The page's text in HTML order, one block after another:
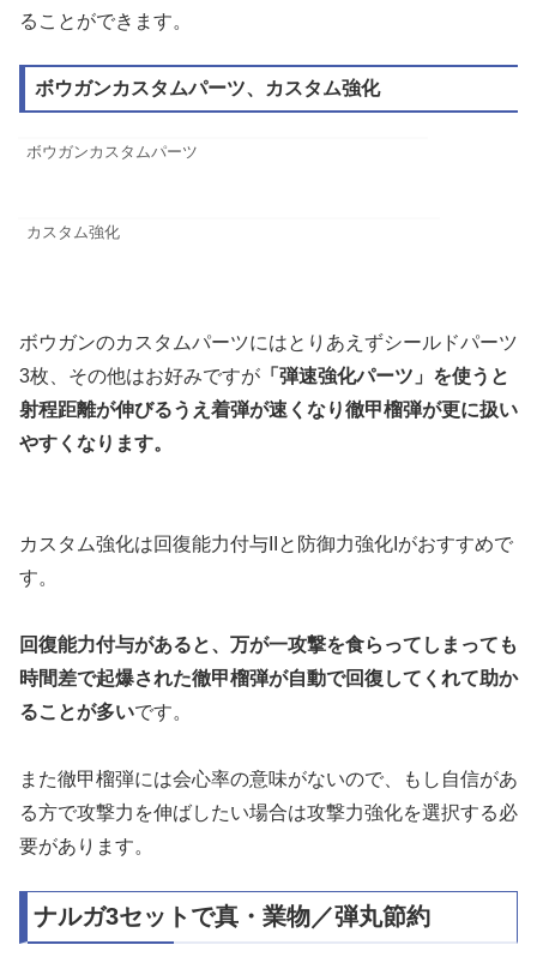
ることができます。
ボウガンカスタムパーツ、カスタム強化
ボウガンカスタムパーツ
カスタム強化
ボウガンのカスタムパーツにはとりあえずシールドパーツ
3枚、その他はお好みですが 「弾速強化パーツ」を使うと
射程距離が伸びるうえ着弾が速くなり徹甲榴弾が更に扱い
やすくなります。
カスタム強化は回復能力付与IIと防御力強化Iがおすすめで
す。
回復能力付与があると、万が一攻撃を食らってしまっても
時間差で起爆された徹甲榴弾が自動で回復してくれて助か
ることが多いです。
また徹甲榴弾には会心率の意味がないので、もし自信があ
る方で攻撃力を伸ばしたい場合は攻撃力強化を選択する必
要があります。
ナルガ3セットで真・業物／弾丸節約